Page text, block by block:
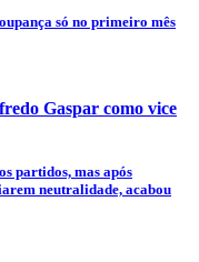
só no primeiro mês
Gaspar como vice
partidos, mas após
neutralidade, acabou